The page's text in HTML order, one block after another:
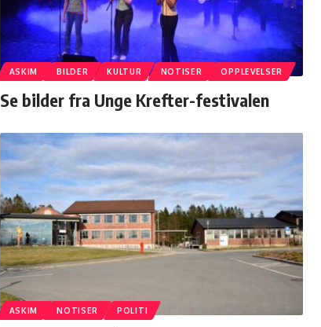
ASKIM BILDER KULTUR NOTISER OPPLEVELSER
Se bilder fra Unge Krefter-festivalen
ASKIM NOTISER POLITI